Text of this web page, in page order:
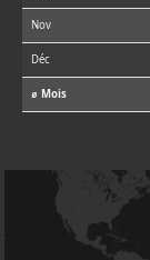
Nov
Déc
⌀ Mois